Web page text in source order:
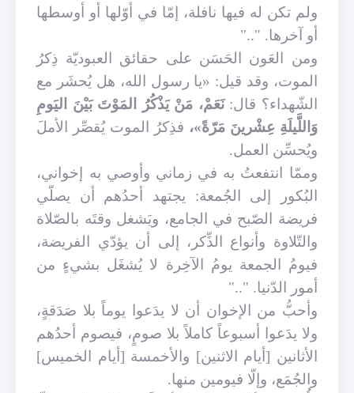
ولم تكن له فيها نافلة، إمّا في أوّلها أو أوسطها
أو آخرها. ".."
ومن العَون الحَسَن على حقائق العبوديّة ذِكرُ
الموت، وقد قيل: «يا رسول الله، هل يُحشَر مع
الشّهداء؟ قال:نَعَمْ، مَنْ يَذْكُرُ المَوْتَ بَيْنَ اليَومِ
وَاللَّيلَةِ عِشْرينَ مَرّةً»، فذِكرُ الموت يُقصِّر الأملَ
ويُحسِّن العمل.
وممّا انتفعتُ به في زماني وأوصي به إخواني،
البُكور إلى الجُمعة: يجتهد أحدُهم أن يصلّي
فريضة الصّبح في الجامع، ويَشغل وقتَه بالصّلاة
والتّلاوة وأنواع الذِّكر، إلى أن يؤدّي الفريضة،
فيومُ الجمعة يومُ الآخِرة لا يُشغَل بشيءٍ من
أمور الدّنيا. ".."
وأحبُّ من الإخوان أن لا يدَعوا يوماً بلا صَدَقةٍ،
ولا يدَعوا أسبوعاً كاملاً بلا صومٍ، فيصوم أحدُهم
الأثانين [أيام الاثنين] والأخمسة [أيام الخميس]
والجُمَع، وإلّا فيومين منها.